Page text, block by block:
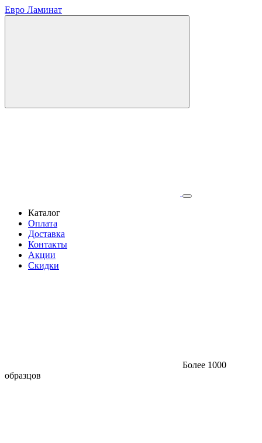
Евро Ламинат
Каталог
Оплата
Доставка
Контакты
Акции
Скидки
Более 1000
образцов